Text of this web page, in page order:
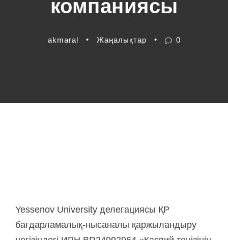
компаниясы
akmaral • Жаңалықтар • 0
Yessenov University делегациясы ҚР
бағдарламалық-нысаналы қаржыландыру